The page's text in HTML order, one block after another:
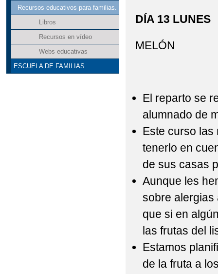
Recursos educativos para familias.
Libros
Recursos en vídeo
Webs educativas
ESCUELA DE FAMILIAS
DÍA 13 LUNES
MELÓN
El reparto se
alumnado de
Este curso las
tenerlo en
de sus casas
Aunque les
sobre alergias
que si en
las frutas del
Estamos
de la fruta a